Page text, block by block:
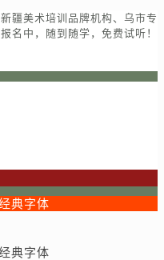
疆美术培训品牌机构、乌市专
名中，随到随学，免费试听！
典字体
典字体